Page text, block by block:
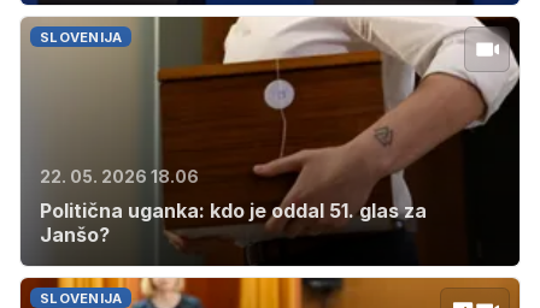
SLOVENIJA
22. 05. 2026 18.06
Politična uganka: kdo je oddal 51. glas za
Janšo?
SLOVENIJA